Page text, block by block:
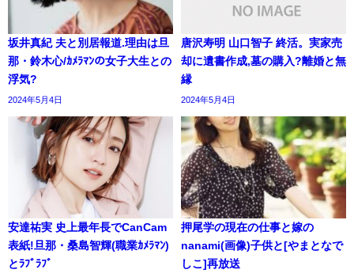
坂井真紀 夫と別居報道.理由は旦
那・鈴木心/ｶﾒﾗﾏﾝの女子大生との
浮気?
2024年5月4日
唐沢寿明 山口智子 終活。実家売
却に遺書作成,墓の購入?離婚と無
縁
2024年5月4日
安達祐実 史上最年長でCanCam
表紙!旦那・桑島智輝(職業ｶﾒﾗﾏﾝ)
とﾗﾌﾞﾗﾌﾞ
押尾学の現在の仕事と嫁の
nanami(画像)子供と[やまとなで
しこ]再放送